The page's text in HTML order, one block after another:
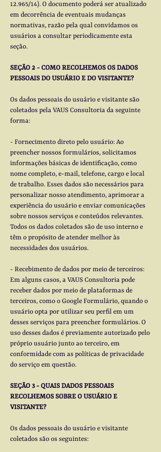
12.965/14). O documento poderá ser atualizado
em decorrência de eventuais mudanças
normativas, razão pela qual convidamos os
usuários a consultar periodicamente esta
seção.
SEÇÃO 2 - COMO RECOLHEMOS OS DADOS
PESSOAIS DO USUÁRIO E DO VISITANTE?
Os dados pessoais do usuário e visitante são
coletados pela VAUS Consultoria da seguinte
forma:
- Fornecimento direto pelo usuário: Ao
preencher nossos formulários, solicitamos
informações básicas de identificação, como
nome completo, e-mail, telefone, cargo e local
de trabalho. Esses dados são necessários para
personalizar nosso atendimento, aprimorar a
experiência do usuário e enviar comunicações
sobre nossos serviços e conteúdos relevantes.
Todos os dados coletados são de uso interno e
têm o propósito de atender melhor às
necessidades dos usuários.
- Recebimento de dados por meio de terceiros:
Em alguns casos, a VAUS Consultoria pode
receber dados por meio de plataformas de
terceiros, como o Google Formulário, quando o
usuário opta por utilizar seu perfil em um
desses serviços para preencher formulários. O
uso desses dados é previamente autorizado pelo
próprio usuário junto ao terceiro, em
conformidade com as políticas de privacidade
do serviço em questão.
SEÇÃO 3 - QUAIS DADOS PESSOAIS
RECOLHEMOS SOBRE O USUÁRIO E
VISITANTE?
Os dados pessoais do usuário e visitante
coletados são os seguintes: